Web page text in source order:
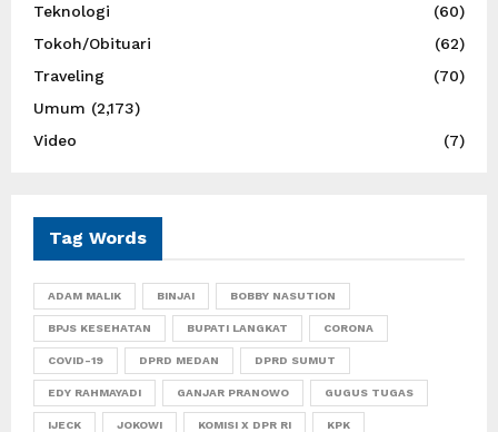
Teknologi
(60)
Tokoh/Obituari
(62)
Traveling
(70)
Umum (2,173)
Video
(7)
Tag Words
ADAM MALIK BINJAI BOBBY NASUTION
BPJS KESEHATAN BUPATI LANGKAT CORONA
COVID-19 DPRD MEDAN DPRD SUMUT
EDY RAHMAYADI GANJAR PRANOWO GUGUS TUGAS
IJECK JOKOWI KOMISI X DPR RI KPK